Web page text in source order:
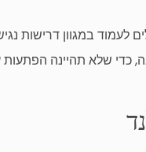
לעמוד במגוון דרישות
כדי שלא תהיינה